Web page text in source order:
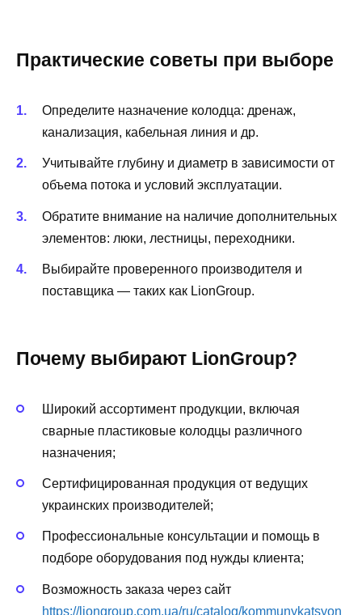
Практические советы при выборе
Определите назначение колодца: дренаж,
канализация, кабельная линия и др.
Учитывайте глубину и диаметр в зависимости от
объема потока и условий эксплуатации.
Обратите внимание на наличие дополнительных
элементов: люки, лестницы, переходники.
Выбирайте проверенного производителя и
поставщика — таких как LionGroup.
Почему выбирают LionGroup?
Широкий ассортимент продукции, включая
сварные пластиковые колодцы различного
назначения;
Сертифицированная продукция от ведущих
украинских производителей;
Профессиональные консультации и помощь в
подборе оборудования под нужды клиента;
Возможность заказа через сайт
https://liongroup.com.ua/ru/catalog/kommunykatsyon